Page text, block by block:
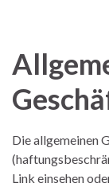
Die allgemeinen
Link einsehen